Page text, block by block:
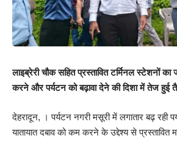
लाइब्रेरी चौक सहित प्रस्तावित टर्मिनल स्टेशनों
करने और पर्यटन को बढ़ावा देने की दिशा में तेज हुई
देहरादून, । पर्यटन नगरी मसूरी में लगातार बढ़ रही
यातायात दबाव को कम करने के उद्देश्य से प्रस्तावित